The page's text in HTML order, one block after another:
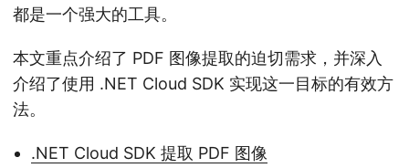
都是一个强大的工具。
本文重点介绍了 PDF 图像提取的迫切需求，并深入
介绍了使用 .NET Cloud SDK 实现这一目标的有效方
法。
.NET Cloud SDK 提取 PDF 图像